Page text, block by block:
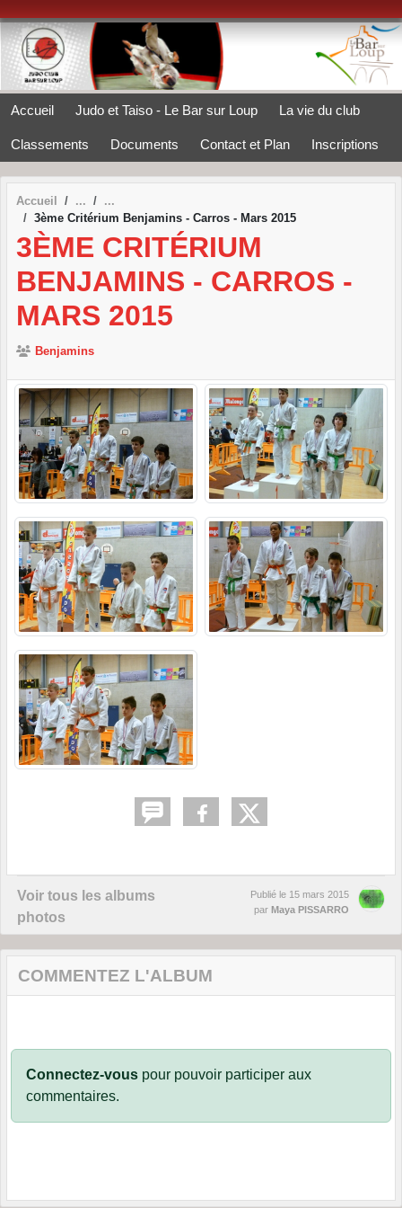
Accueil Judo et Taiso - Le Bar sur Loup La vie du club
Classements Documents Contact et Plan Inscriptions
Accueil
3ème Critérium Benjamins - Carros - Mars 2015
3ÈME CRITÉRIUM
BENJAMINS - CARROS -
MARS 2015
Benjamins
Voir tous les albums
photos
Publié le 15 mars 2015
par Maya PISSARRO
COMMENTEZ L'ALBUM
Connectez-vous pour pouvoir participer aux
commentaires.